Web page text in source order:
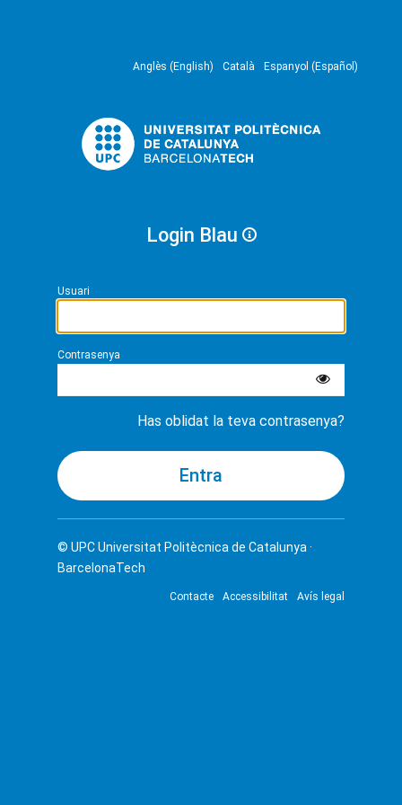
Anglès (English) Català Espanyol (Español)
Login Blau
Usuari
Contrasenya
Has oblidat la teva contrasenya?
© UPCUniversitat Politècnica de Catalunya ·
BarcelonaTech
Contacte Accessibilitat Avís legal